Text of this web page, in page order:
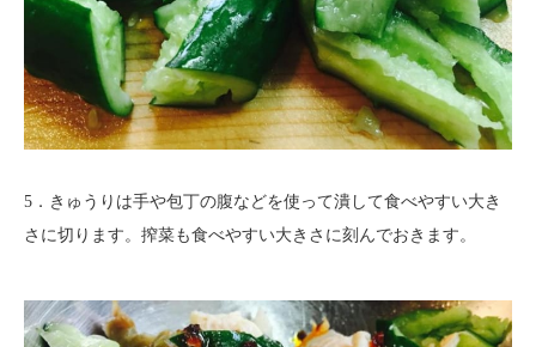
5．きゅうりは手や包丁の腹などを使って潰して食べやすい大き
さに切ります。搾菜も食べやすい大きさに刻んでおきます。